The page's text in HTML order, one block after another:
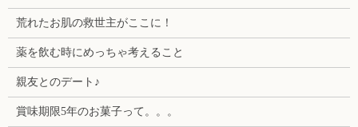
荒れたお肌の救世主がここに！
薬を飲む時にめっちゃ考えること
親友とのデート♪
賞味期限5年のお菓子って。。。